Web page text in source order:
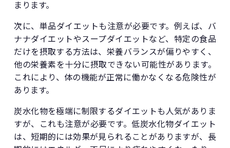
まります。
次に、単品ダイエットも注意が必要です。例えば、バ
ナナダイエットやスープダイエットなど、特定の食品
だけを摂取する方法は、栄養バランスが偏りやすく、
他の栄養素を十分に摂取できない可能性があります。
これにより、体の機能が正常に働かなくなる危険性が
あります。
炭水化物を極端に制限するダイエットも人気がありま
すが、これも注意が必要です。低炭水化物ダイエット
は、短期的には効果が見られることがありますが、長